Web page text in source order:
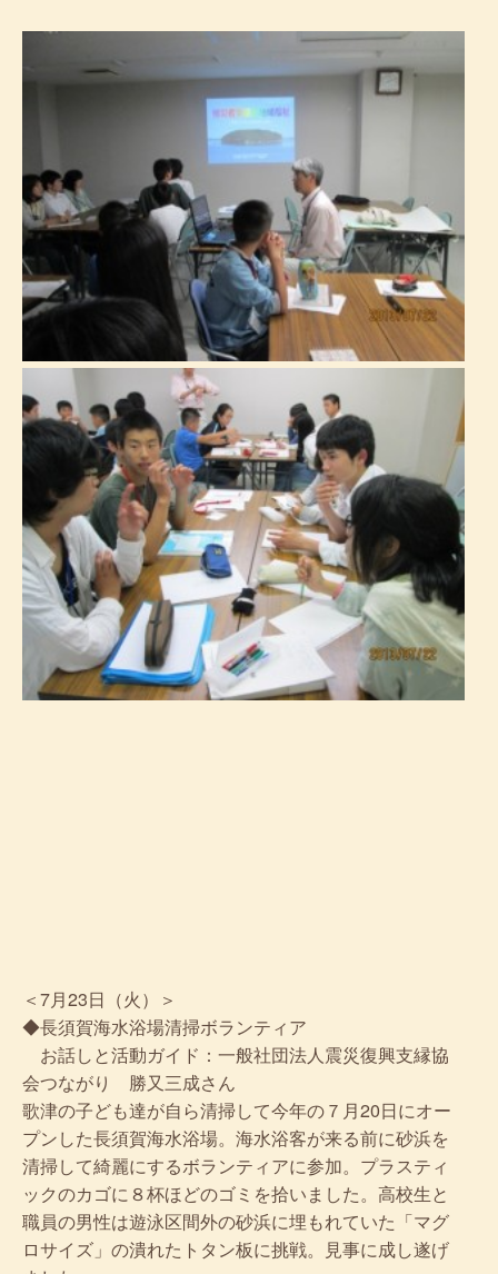
＜7月23日（火）＞
◆長須賀海水浴場清掃ボランティア
お話しと活動ガイド：一般社団法人震災復興支縁協
会つながり 勝又三成さん
歌津の子ども達が自ら清掃して今年の７月20日にオー
プンした長須賀海水浴場。海水浴客が来る前に砂浜を
清掃して綺麗にするボランティアに参加。プラスティ
ックのカゴに８杯ほどのゴミを拾いました。高校生と
職員の男性は遊泳区間外の砂浜に埋もれていた「マグ
ロサイズ」の潰れたトタン板に挑戦。見事に成し遂げ